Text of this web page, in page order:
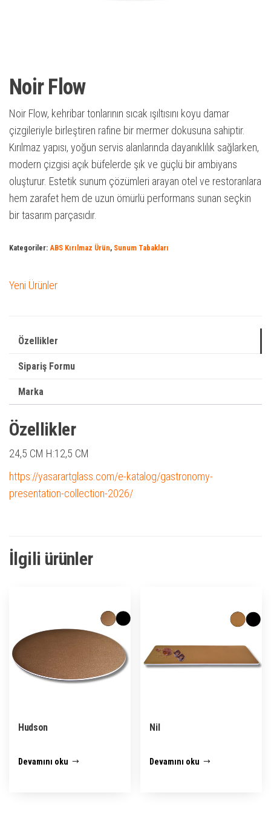
Noir Flow
Noir Flow, kehribar tonlarının sıcak ışıltısını koyu damar
çizgileriyle birleştiren rafine bir mermer dokusuna sahiptir.
Kırılmaz yapısı, yoğun servis alanlarında dayanıklılık sağlarken,
modern çizgisi açık büfelerde şık ve güçlü bir ambiyans
oluşturur. Estetik sunum çözümleri arayan otel ve restoranlara
hem zarafet hem de uzun ömürlü performans sunan seçkin
bir tasarım parçasıdır.
Kategoriler: ABS Kırılmaz Ürün, Sunum Tabakları
Yeni Ürünler
Özellikler
Sipariş Formu
Marka
Özellikler
24,5 CM H:12,5 CM
https://yasarartglass.com/e-katalog/gastronomy-
presentation-collection-2026/
İlgili ürünler
Hudson
Devamını oku
Nil
Devamını oku